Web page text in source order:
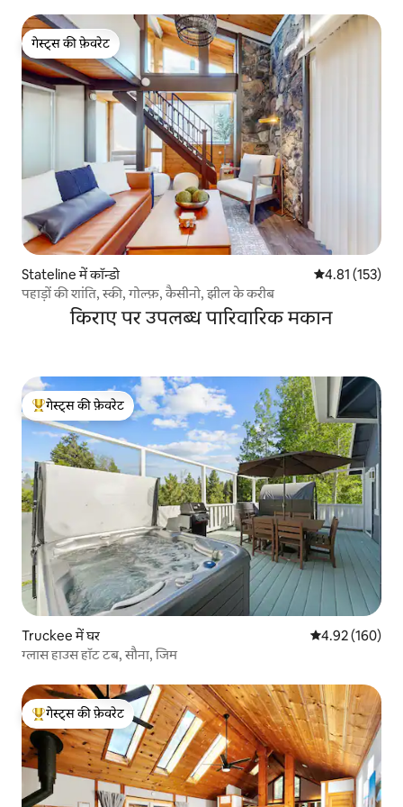
गेस्ट्स की फ़ेवरेट
गेस्ट्स की फ़ेवरेट
Stateline में कॉन्डो औसत रेटिंग 5 में से
4.81 (153)
पहाड़ों की शांति, स्की, गोल्फ़, कैसीनो, झील के करीब
किराए पर उपलब्ध पारिवारिक मकान
गेस्ट्स का टॉप फ़ेवरेट
गेस्ट्स की फ़ेवरेट
Truckee में घर औसत रेटिंग 5 में से
4.92 (160)
ग्लास हाउस हॉट टब, सौना, जिम
गेस्ट्स का टॉप फ़ेवरेट
गेस्ट्स की फ़ेवरेट